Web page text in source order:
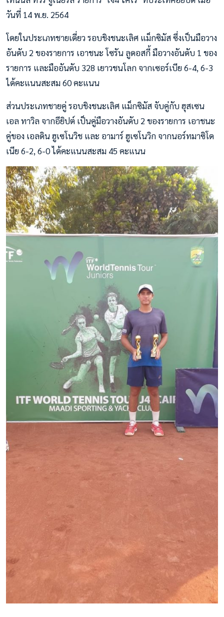
วันที่ 14 พ.ย. 2564
โดยในประเภทชายเดี่ยว รอบชิงชนะเลิศ แม็กซิมัส ซึ่งเป็นมือวาง
อันดับ 2 ของรายการ เอาชนะ โซรัน ลูดอสกี้ มือวางอันดับ 1 ของ
รายการ และมืออันดับ 328 เยาวชนโลก จากเซอร์เบีย 6-4, 6-3
ได้คะแนนสะสม 60 คะแนน
ส่วนประเภทชายคู่ รอบชิงชนะเลิศ แม็กซิมัส จับคู่กับ ฮุสเซน
เอล ทาวิล จากอียิปต์ เป็นคู่มือวางอันดับ 2 ของรายการ เอาชนะ
คู่ของ เอลดิน ฮูเซโนวิช และ อามาร์ ฮูเซโนวิก จากนอร์ทมาซิโด
เนีย 6-2, 6-0 ได้คะแนนสะสม 45 คะแนน